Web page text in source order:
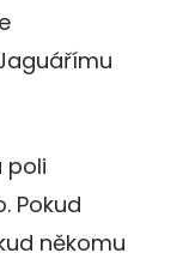
poli
Pokud
někomu